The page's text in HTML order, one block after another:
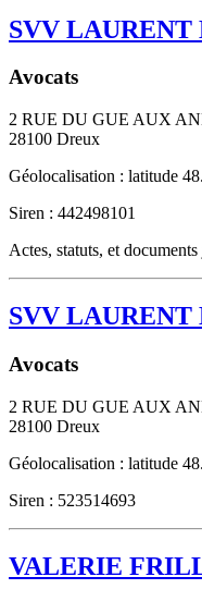
SVV LAURENT
Avocats
2 RUE DU GUE AUX
28100 Dreux
Géolocalisation : latitude
Siren : 442498101
Actes, statuts, et
SVV LAURENT
Avocats
2 RUE DU GUE AUX
28100 Dreux
Géolocalisation : latitude
Siren : 523514693
VALERIE